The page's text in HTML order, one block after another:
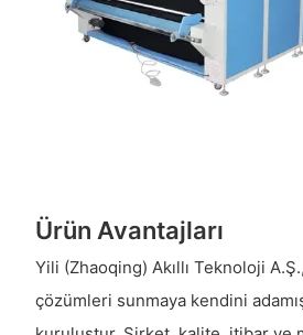
Ürün Avantajları
Yili (Zhaoqing) Akıllı Teknoloji
çözümleri sunmaya kendini